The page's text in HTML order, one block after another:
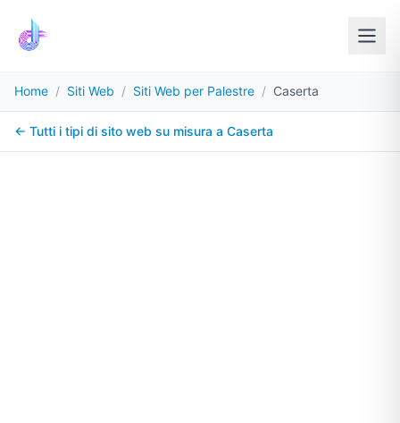
Home / Siti Web / Siti Web per Palestre / Caserta
← Tutti i tipi di sito web su misura a Caserta